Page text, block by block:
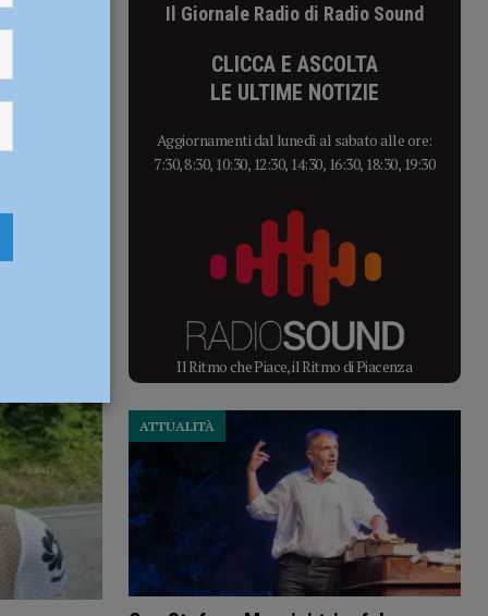
Il Giornale Radio di Radio Sound
CLICCA E ASCOLTA
LE ULTIME NOTIZIE
Aggiornamenti dal lunedì al sabato alle ore:
7:30, 8:30, 10:30, 12:30, 14:30, 16:30, 18:30, 19:30
Il Ritmo che Piace, il Ritmo di Piacenza
ATTUALITÀ